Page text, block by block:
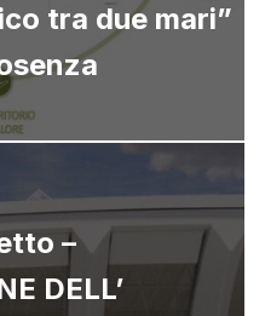
tra due mari”
–
DELL’